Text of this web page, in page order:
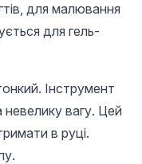
для малювання
для гель-
Інструмент
вагу. Цей
в руці.